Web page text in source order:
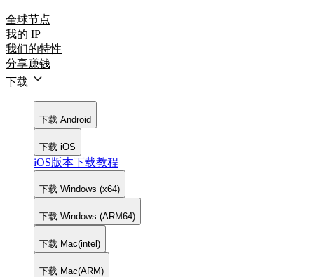
全球节点
我的 IP
我们的特性
分享赚钱
下载
下载 Android
下载 iOS
iOS版本下载教程
下载 Windows (x64)
下载 Windows (ARM64)
下载 Mac(intel)
下载 Mac(ARM)